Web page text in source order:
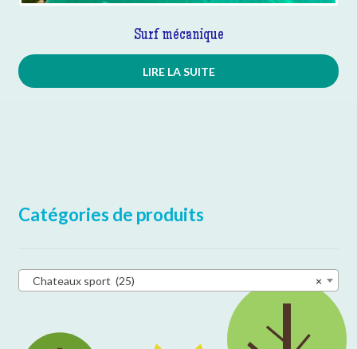
Surf mécanique
LIRE LA SUITE
Catégories de produits
×
Chateaux sport (25)